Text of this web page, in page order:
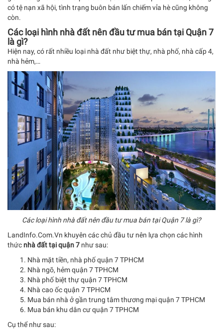
có tệ nạn xã hội, tình trạng buôn bán lấn chiếm vỉa hè cũng không
còn.
Các loại hình nhà đất nên đầu tư mua bán tại Quận 7
là gì?
Hiện nay, có rất nhiều loại nhà đất như biệt thự, nhà phố, nhà cấp 4,
nhà hẻm,…
Các loại hình nhà đất nên đầu tư mua bán tại Quận 7 là gì?
LandInfo.Com.Vn khuyên các chủ đầu tư nên lựa chọn các hình
thức nhà đất tại quận 7 như sau:
Nhà mặt tiền, nhà phố quận 7 TPHCM
Nhà ngõ, hẻm quận 7 TPHCM
Nhà phố biệt thự quận 7 TPHCM
Nhà cao ốc quận 7 TPHCM
Mua bán nhà ở gần trung tâm thương mại quận 7 TPHCM
Mua bán khu dân cư quận 7 TPHCM
Cụ thể như sau: